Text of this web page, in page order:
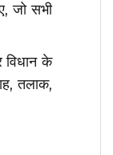
जो सभी
विधान के
तलाक,